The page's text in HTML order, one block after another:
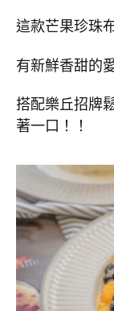
這款芒果珍珠
有新鮮香甜的
搭配樂丘招牌
著一口！！